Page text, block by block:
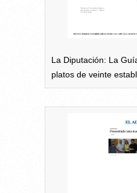
La Diputación: La
platos de veinte